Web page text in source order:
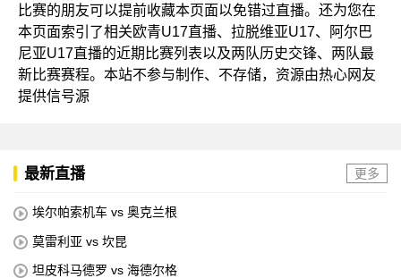
比赛的朋友可以提前收藏本页面以免错过直播。还为您在
本页面索引了相关欧青U17直播、拉脱维亚U17、阿尔巴
尼亚U17直播的近期比赛列表以及两队历史交锋、两队最
新比赛赛程。本站不参与制作、不存储，资源由热心网友
提供信号源
最新直播 更多
埃尔帕索机车 vs 奥克兰根
莫雷利亚 vs 坎昆
坦皮科马德罗 vs 海德尔格